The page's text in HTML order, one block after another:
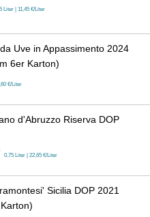
Liter | 11,45 €/Liter
Uve in Appassimento 2024
6er Karton)
€/Liter
d'Abruzzo Riserva DOP
0.75 Liter | 22,65 €/Liter
Sicilia DOP 2021